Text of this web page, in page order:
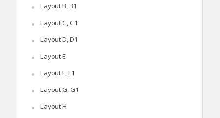
Layout B, B1
Layout C, C1
Layout D, D1
Layout E
Layout F, F1
Layout G, G1
Layout H